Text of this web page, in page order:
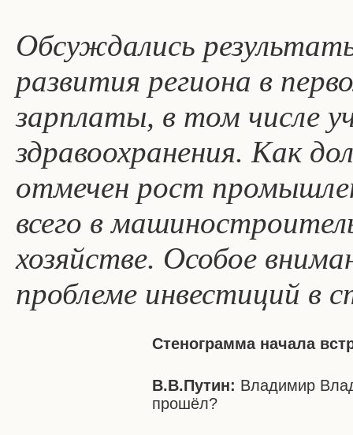
Обсуждались
развития региона в
зарплаты, в том числе
здравоохранения. Как
отмечен рост
всего в
хозяйстве. Особое
проблеме инвестиций в
Стенограмма начала
В.В.Путин: Владимир
прошёл?